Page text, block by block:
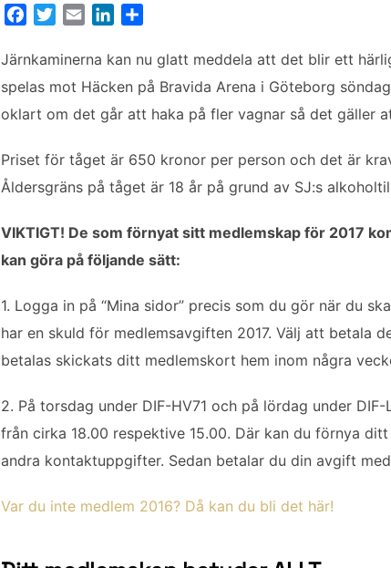
c
e
o
k
i
t
e
a
n
k
d
n
l
a
Järnkaminerna kan nu glatt meddela att det blir ett
spelas mot Häcken på Bravida Arena i Göteborg
oklart om det går att haka på fler vagnar så det gäller
Priset för tåget är 650 kronor per person och det är
Åldersgräns på tåget är 18 år på grund av SJ:s
VIKTIGT! De som förnyat sitt medlemskap för 2017
kan göra på följande sätt:
1. Logga in på “Mina sidor” precis som du gör när du
har en skuld för medlemsavgiften 2017. Välj att betala
betalas skickats ditt medlemskort hem inom några
2. På torsdag under DIF-HV71 och på lördag under
från cirka 18.00 respektive 15.00. Där kan du förnya
andra kontaktuppgifter. Sedan betalar du din avgift
Var du inte medlem 2016? Då kan du bli det här!